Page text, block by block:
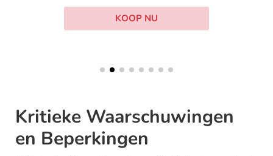
KOOP NU
Kritieke Waarschuwingen
en Beperkingen